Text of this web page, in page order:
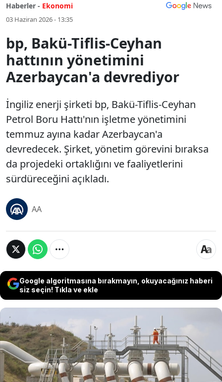
Haberler - Ekonomi
03 Haziran 2026 - 13:35
bp, Bakü-Tiflis-Ceyhan
hattının yönetimini
Azerbaycan'a devrediyor
İngiliz enerji şirketi bp, Bakü-Tiflis-Ceyhan
Petrol Boru Hattı'nın işletme yönetimini
temmuz ayına kadar Azerbaycan'a
devredecek. Şirket, yönetim görevini bıraksa
da projedeki ortaklığını ve faaliyetlerini
sürdüreceğini açıkladı.
AA
Google algoritmasına bırakmayın, okuyacağınız haberi
siz seçin! Tıkla ve ekle
İngiliz enerji şirketi bp, Bakü-Tiflis-Ceyhan
Petrol Boru Hattı'nın işletme yönetimini
temmuz ayına kadar Azerbaycan'a
devredecek. Şirket, yönetim görevini bıraksa